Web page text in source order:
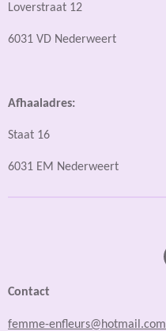
Loverstraat 12
6031 VD Nederweert
Afhaaladres:
Staat 16
6031 EM Nederweert
Contact
femme-enfleurs@hotmail.com